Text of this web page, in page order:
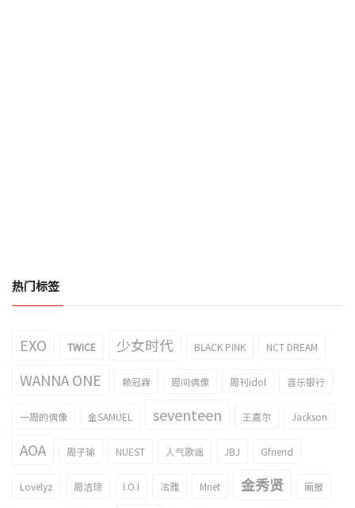
热门标签
EXO TWICE 少女时代 BLACK PINK NCT DREAM
WANNA ONE 赖冠霖 周间偶像 周刊idol 音乐银行
一周的偶像 金SAMUEL seventeen 王嘉尔 Jackson
AOA 周子瑜 NUEST 人气歌谣 JBJ Gfriend
Lovelyz 周洁琼 I.O.I 泫雅 Mnet 金秀贤 画报